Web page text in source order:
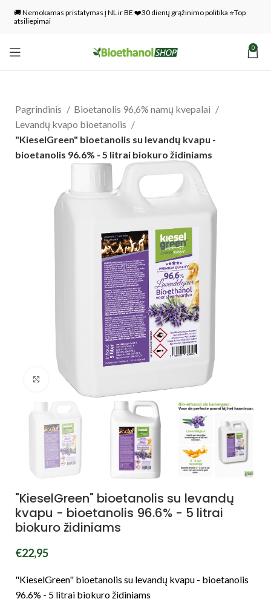
🚚 Nemokamas pristatymas į NL ir BE ❤️30 dienų grąžinimo politika ⭐Top
atsiliepimai
0
Pagrindinis
Bioetanolis 96,6% namų kvepalai
Levandų kvapo bioetanolis
"KieselGreen" bioetanolis su levandų kvapu -
bioetanolis 96.6% - 5 litrai biokuro židiniams
Spustelėkite, jei norite padidinti
"KieselGreen" bioetanolis su levandų
kvapu - bioetanolis 96.6% - 5 litrai
biokuro židiniams
€22,95
"KieselGreen" bioetanolis su levandų kvapu - bioetanolis
96.6% - 5 litrai biokuro židiniams